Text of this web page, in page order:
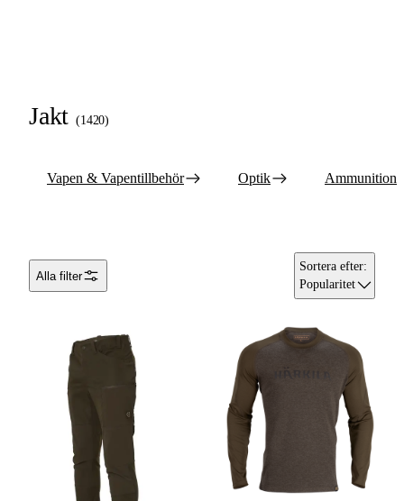
Jakt (1420)
Vapen & Vapentillbehör Optik Ammunition
Alla filter
Sortera efter:
Popularitet